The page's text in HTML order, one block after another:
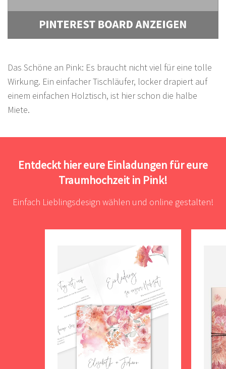
Das Schöne an Pink: Es braucht nicht viel für eine tolle
Wirkung. Ein einfacher Tischläufer, locker drapiert auf
einem einfachen Holztisch, ist hier schon die halbe
Miete.
Entdeckt hier eure Einladungen für eure
Traumhochzeit in Pink!
Einfach Lieblingsdesign wählen und online gestalten!